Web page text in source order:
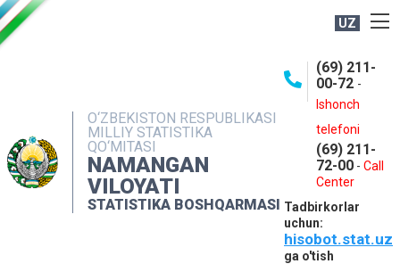
UZ
O‘ZBEKISTON RESPUBLIKASI
MILLIY STATISTIKA
QO‘MITASI
NAMANGAN
VILOYATI
STATISTIKA BOSHQARMASI
(69) 211-
00-72 -
Ishonch
telefoni
(69) 211-
72-00 - Call
Center
Tadbirkorlar
uchun:
hisobot.stat.uz
ga o'tish
NASHRLAR
INTERAKTIV XIZMATLAR
MATBUOT XIZMATI
MUROJAATLAR